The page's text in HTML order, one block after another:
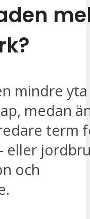
mindre
medan
term
eller
och